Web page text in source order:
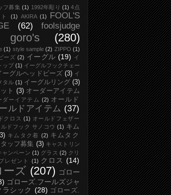
フ募集 (1) 1992年彫り (1) 4点
(1) AKIRA (1)
FOOL'S
(62)
foolsjudge
goro's (280)
(1) style sample (2) ZIPPO (1)
ーズ (2) イーグル (19) イ
ップ (1) イーグルフックチェー
ーグルヘッドビーズ (3) イ
タル (1) イーグルリング (3)
ト (3) オーダーアイテム
ダーイアテム (2) オールド
ルドアイテム (37)
クロス (1) オールドフェザー
ルドフック サノコウ (1) キム
キムタク着 (2) キムタク
ッフ募集 (3) キャストリン
ャンペーン (1) グラス (2) クリ
レゼント
(1) クロス (14)
ーズ (207) ゴロー
ゴローズ.フールズジャ
ラシック (28) ゴローズ.